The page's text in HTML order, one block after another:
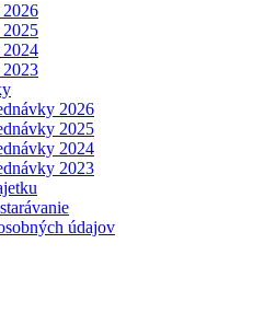
2026
2025
2024
2023
údajov